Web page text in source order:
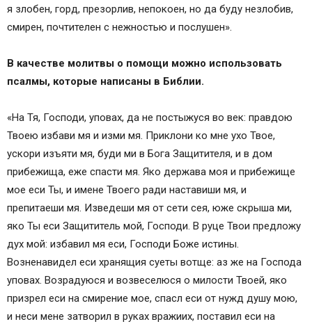
я злобен, горд, презорлив, непокоен, но да буду незлобив,
смирен, почтителен с нежностью и послушен».
В качестве молитвы о помощи можно использовать
псалмы, которые написаны в Библии.
«На Тя, Господи, уповах, да не постыжуся во век: правдою
Твоею избави мя и изми мя. Приклони ко мне ухо Твое,
ускори изъяти мя, буди ми в Бога Защитителя, и в дом
прибежища, еже спасти мя. Яко держава моя и прибежище
мое еси Ты, и имене Твоего ради наставиши мя, и
препитаеши мя. Изведеши мя от сети сея, юже скрыша ми,
яко Ты еси Защититель мой, Господи. В руце Твои предложу
дух мой: избавил мя еси, Господи Боже истины.
Возненавидел еси хранящия суеты вотще: аз же на Господа
уповах. Возрадуюся и возвеселюся о милости Твоей, яко
призрел еси на смирение мое, спасл еси от нужд душу мою,
и неси мене затворил в руках вражиих, поставил еси на